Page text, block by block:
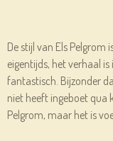
De stijl van Els Pelgrom
eigentijds, het verhaal
fantastisch. Bijzonder
niet heeft ingeboet qua
Pelgrom, maar het is